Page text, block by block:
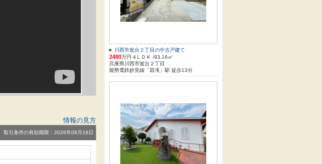
情報の見方
引条件の有効期限：2026年08月18日
川西市鴬台２丁目の中古戸建て
2480万円 4ＬＤＫ /93.16㎡
兵庫県川西市鴬台２丁目
能勢電鉄妙見線「鼓滝」駅 徒歩13分